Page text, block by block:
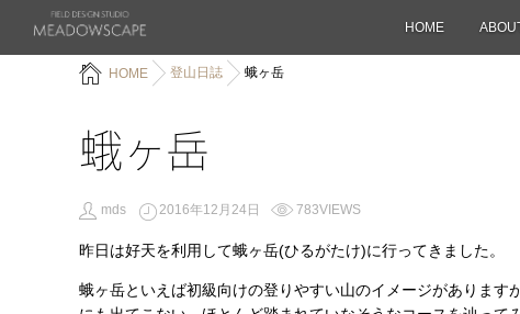
HOME
HOME 登山日誌 蛾ヶ岳
蛾ヶ岳
mds 2016年12月24日 783VIEWS
昨日は好天を利用して蛾ヶ岳(ひるがたけ)に行ってきました。
蛾ヶ岳といえば初級向けの登りやすい山のイメージがありま